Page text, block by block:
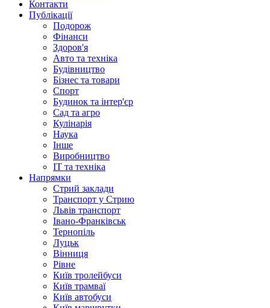
Контакти
Публікації
Подорож
Фінанси
Здоров'я
Авто та техніка
Будівництво
Бізнес та товари
Спорт
Будинок та інтер'єр
Сад та агро
Кулінарія
Наука
Інше
Виробництво
IT та техніка
Напрямки
Стрий заклади
Транспорт у Стрию
Львів транспорт
Івано-Франківськ
Тернопіль
Луцьк
Вінниця
Рівне
Київ тролейбуси
Київ трамваї
Київ автобуси